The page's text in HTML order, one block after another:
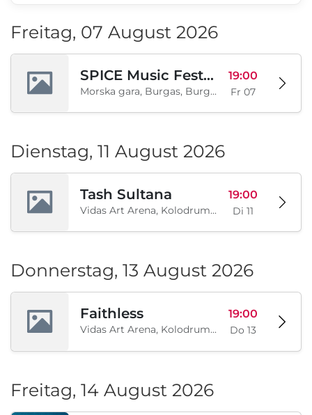
Freitag, 07 August 2026
SPICE Music Festival 2026
Morska gara, Burgas, Burgas, BG
19:00
Fr 07
Dienstag, 11 August 2026
Tash Sultana
Vidas Art Arena, Kolodrum, Borisova gradina, Sofia, BG
19:00
Di 11
Donnerstag, 13 August 2026
Faithless
Vidas Art Arena, Kolodrum, Borisova gradina, Sofia, BG
19:00
Do 13
Freitag, 14 August 2026